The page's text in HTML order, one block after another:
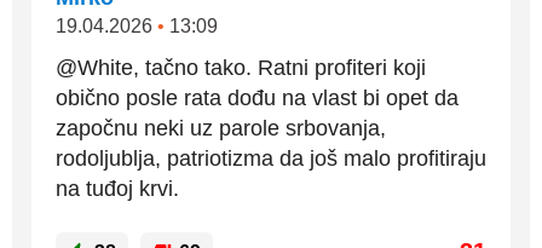
19.04.2026 • 13:09
@White, tačno tako. Ratni profiteri koji
obično posle rata dođu na vlast bi opet da
započnu neki uz parole srbovanja,
rodoljublja, patriotizma da još malo profitiraju
na tuđoj krvi.